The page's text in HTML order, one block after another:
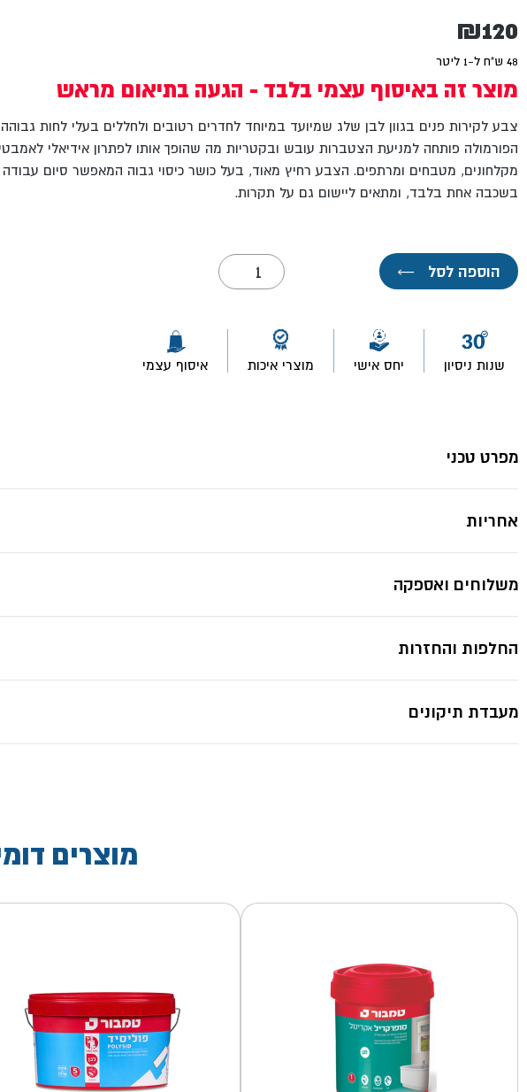
₪120
48 ש"ח ל-1 ליטר
מוצר זה באיסוף עצמי בלבד - הגעה בתיאום מראש
צבע לקירות פנים בגוון לבן שלג שמיועד במיוחד לחדרים רטובים ולחללים בעלי לחות
הפורמולה פותחה למניעת הצטברות עובש ובקטריות מה שהופך אותו לפתרון אידיאלי
מקלחונים, מטבחים ומרתפים. הצבע רחיץ מאוד, בעל כושר כיסוי גבוה המאפשר סיום עבודה
בשכבה אחת בלבד, ומתאים ליישום גם על תקרות.
הוספה לסל ←
כמות
של
צבע
2.5
יעקבי
שנות ניסיון יחס אישי מוצרי איכות איסוף עצמי
מפרט טכני
אחריות
משלוחים ואספקה
החלפות והחזרות
מעבדת תיקונים
מוצרים